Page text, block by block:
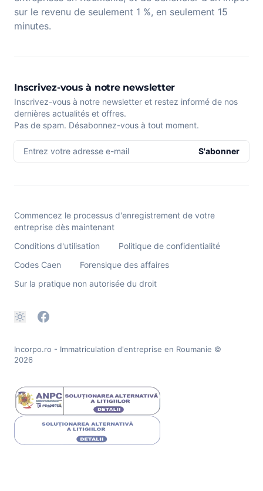
sur le revenu de seulement 1 %, en seulement 15
minutes.
Inscrivez-vous à notre newsletter
Inscrivez-vous à notre newsletter et restez informé de nos
dernières actualités et offres.
Pas de spam. Désabonnez-vous à tout moment.
Entrez votre adresse e-mail S'abonner
Commencez le processus d'enregistrement de votre
entreprise dès maintenant
Conditions d'utilisation
Politique de confidentialité
Codes Caen
Forensique des affaires
Sur la pratique non autorisée du droit
Incorpo.ro - Immatriculation d'entreprise en Roumanie ©
2026